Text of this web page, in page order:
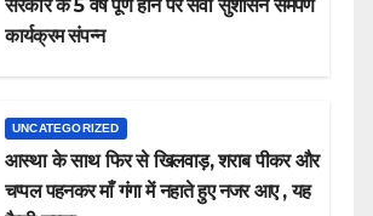
सरकार के 5 वर्ष पूर्ण होने पर सेवा सुशासन समर्पण
कार्यक्रम संपन्न
UNCATEGORIZED
आस्था के साथ फिर से खिलवाड़, शराब पीकर और
चप्पल पहनकर माँ गंगा में नहाते हुए नजर आए , यह